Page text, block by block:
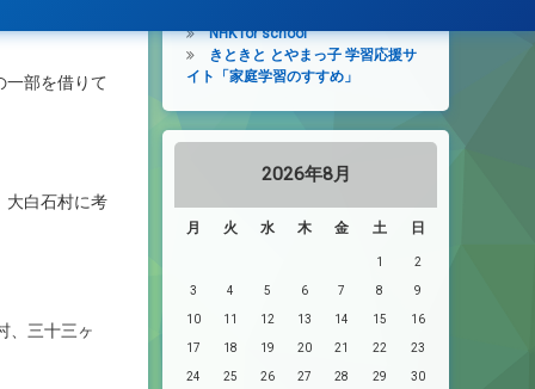
部を借りて
白石村に考
三十三ヶ
NHK for school
きときと とやまっ子 学習応援サ
イト「家庭学習のすすめ」
2026年8月
月 火 水 木 金 土 日
1 2
3 4 5 6 7 8 9
10 11 12 13 14 15 16
17 18 19 20 21 22 23
24 25 26 27 28 29 30